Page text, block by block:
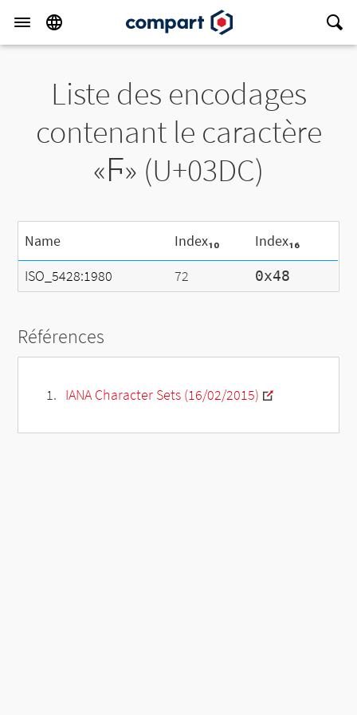
Liste des encodages
contenant le caractère
«Ϝ» (U+03DC)
Name Index₁₀
Index₁₆
ISO_5428:1980
72 0x48
Références
IANA Character Sets (16/02/2015)